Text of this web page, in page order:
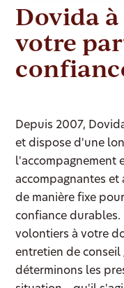
Dovida
votre
Depuis 2007,
et dispose d'une
l'accompagnement
accompagnantes
de manière fixe
confiance
volontiers à votre
entretien de conseil
déterminons les